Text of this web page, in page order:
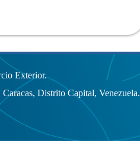
Exterior.
Distrito Capital, Venezuela.
reservados.